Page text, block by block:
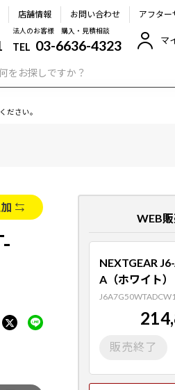
店舗情報 お問い合わせ アフター
法人のお客様 購入・見積相談
TEL 03-6636-4323 マ
ださい。
WEB
NEXTGEAR
A（ホワイト）
販売終了